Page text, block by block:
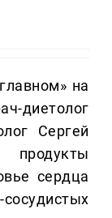
на
диетолог
Сергей
продукты
сердца